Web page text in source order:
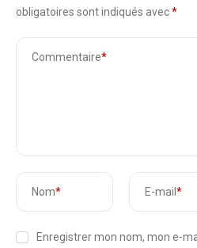
obligatoires sont indiqués avec*
Commentaire*
Nom* E-mail*
Enregistrer mon nom, mon e-